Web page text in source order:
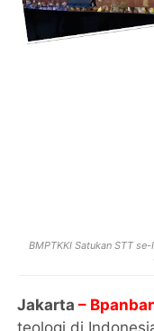
BMPTKKI Satukan STT
Jakarta–
teologi di